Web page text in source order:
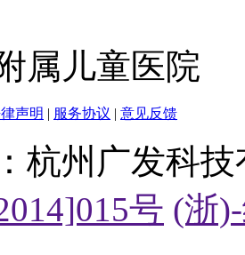
属儿童医院
声明 | 服务协议 | 意见反馈
杭州广发科
号 (浙